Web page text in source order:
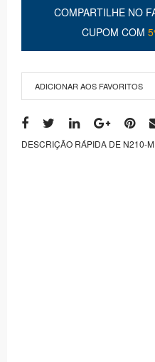
COMPARTILHE NO
CUPOM COM
ADICIONAR AOS FAVORITOS
DESCRIÇÃO RÁPIDA DE N210-